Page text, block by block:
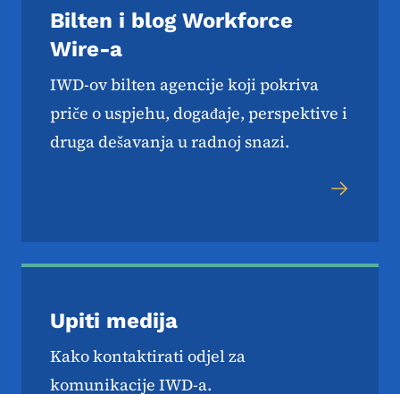
Bilten i blog Workforce
Wire-a
IWD-ov bilten agencije koji pokriva
priče o uspjehu, događaje, perspektive i
druga dešavanja u radnoj snazi.
Upiti medija
Kako kontaktirati odjel za
komunikacije IWD-a.